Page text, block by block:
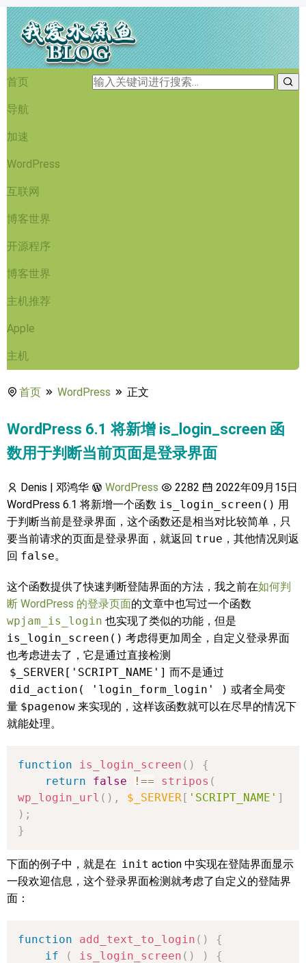
首页
导航
加速
WordPress
互联网
博客世界
开源程序
博客世界
主机推荐
Apple
主机
首页 WordPress 正文
WordPress 6.1 将新增 is_login_screen 函
数用于判断当前页面是登录界面
Denis | 邓鸿华 WordPress 2282
2022年09月15日
WordPress 6.1 将新增一个函数 is_login_screen() 用
于判断当前是登录界面，这个函数还是相当对比较简单，只
要当前请求的页面是登录界面，就返回 true ，其他情况则返
回 false。
这个函数提供了快速判断登陆界面的方法，我之前在如何判
断 WordPress 的登录页面的文章中也写过一个函数
wpjam_is_login 也实现了类似的功能，但是
is_login_screen() 考虑得更加周全，自定义登录界面
也考虑进去了，它是通过直接检测
$_SERVER['SCRIPT_NAME'] 而不是通过
did_action( 'login_form_login' ) 或者全局变
量 $pagenow 来实现的，这样该函数就可以在尽早的情况下
就能处理。
function is_login_screen ( )
{
return
false !== stripos (
wp_login_url ( ) , $_SERVER[ 'SCRIPT_NAME' ]
) ;
}
下面的例子中，就是在 init action 中实现在登陆界面显示
一段欢迎信息，这个登录界面检测就考虑了自定义的登陆界
面：
function add_text_to_login ( )
{
if
( is_login_screen ( ) )
{